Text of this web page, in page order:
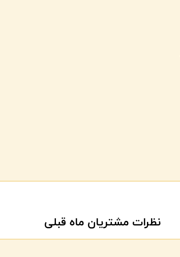
نظرات مشتریان ماه قبلی